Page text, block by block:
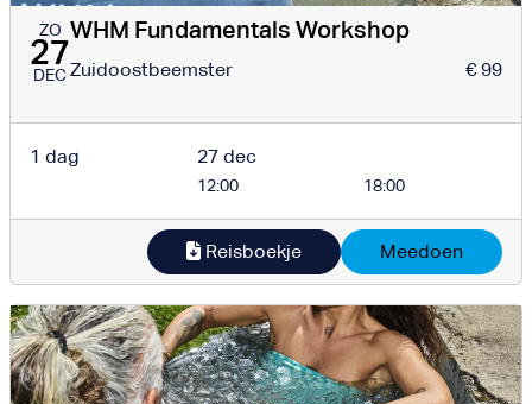
ZO
27
DEC
WHM Fundamentals Workshop
Zuidoostbeemster € 99
1 dag 27 dec
12:00 18:00
Reisboekje Meedoen